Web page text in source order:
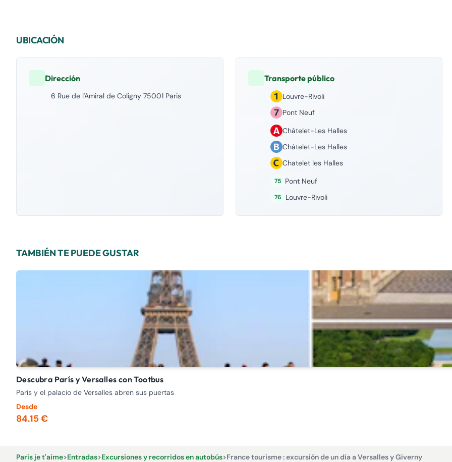
UBICACIÓN
Dirección
6 Rue de l'Amiral de Coligny 75001 Paris
Transporte público
Louvre-Rivoli
Pont Neuf
Châtelet-Les Halles
Châtelet-Les Halles
Chatelet les Halles
75 Pont Neuf
76 Louvre-Rivoli
TAMBIÉN TE PUEDE GUSTAR
Descubra París y Versalles con Tootbus
París y el palacio de Versalles abren sus puertas
Desde
84.15 €
Paris je t'aime>Entradas>Excursiones y recorridos en autobús>France tourisme : excursión de un día a Versalles y Giverny